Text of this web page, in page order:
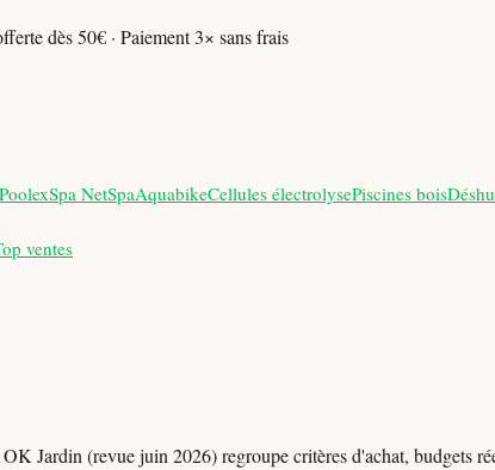
dès 50€ · Paiement 3× sans frais
Spa NetSpaAquabikeCellules électrolysePiscines bois
ventes
Jardin (revue juin 2026) regroupe critères d'achat, budgets